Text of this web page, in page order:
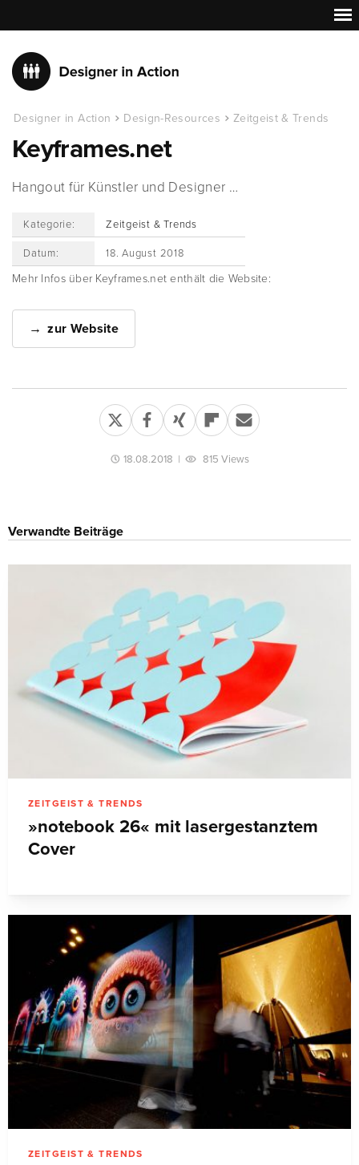
Designer in Action Design-Resources Zeitgeist & Trends
Keyframes.net
Hangout für Künstler und Designer …
Kategorie: Zeitgeist & Trends
Datum: 18. August 2018
Mehr Infos über Keyframes.net enthält die Website:
zur Website
18.08.2018 | 815 Views
Verwandte Beiträge
ZEITGEIST & TRENDS
»notebook 26« mit lasergestanztem
Cover
ZEITGEIST & TRENDS